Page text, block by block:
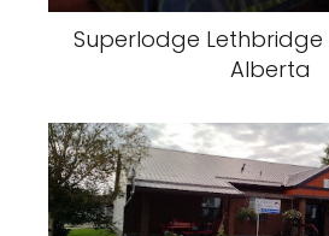
Superlodge
Alberta